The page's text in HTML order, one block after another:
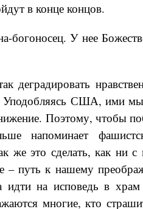
в конце концов.
богоносец. У нее
деградировать
Уподобляясь США, ими
Поэтому, чтобы
напоминает
же это сделать, как ни
– путь к нашему
идти на исповедь в
многие, кто